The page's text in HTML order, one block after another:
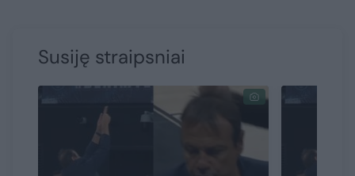
Susiję straipsniai